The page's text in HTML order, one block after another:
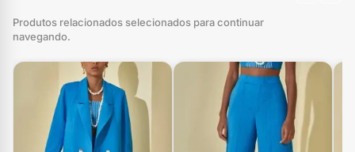
Produtos relacionados selecionados para continuar
navegando.